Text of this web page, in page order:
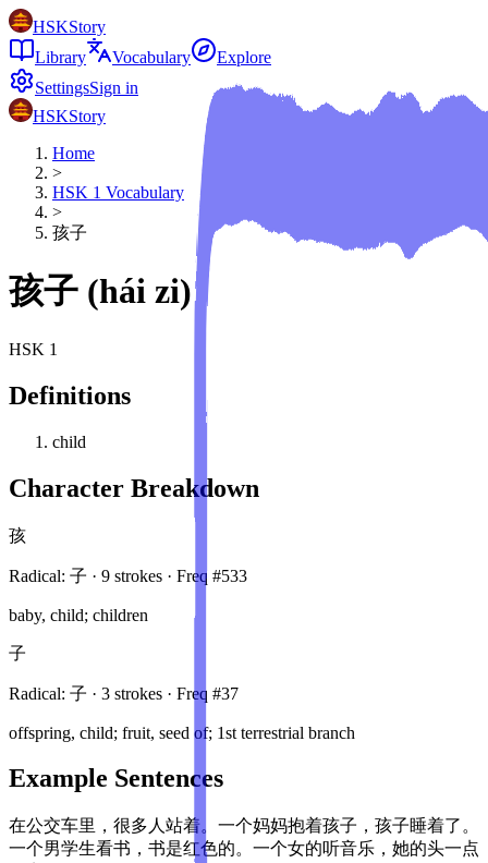
HSKStory
Library
Vocabulary
Explore
SettingsSign in
HSKStory
Home
>
HSK 1 Vocabulary
>
孩子
孩子 (hái zi)
HSK 1
Definitions
child
Character Breakdown
孩
Radical: 子 · 9 strokes · Freq #533
baby, child; children
子
Radical: 子 · 3 strokes · Freq #37
offspring, child; fruit, seed of; 1st terrestrial branch
Example Sentences
在公交车里，很多人站着。一个妈妈抱着孩子，孩子睡着了。
一个男学生看书，书是红色的。一个女的听音乐，她的头一点